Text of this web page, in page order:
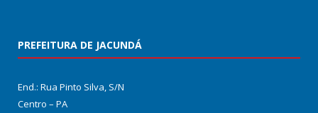
PREFEITURA DE JACUNDÁ
End.: Rua Pinto Silva, S/N
Centro – PA